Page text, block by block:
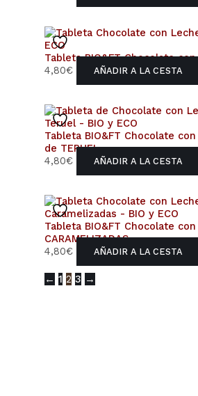
Tableta BIO&FT Chocolate con
4,80€ AÑADIR A LA CESTA
Tableta BIO&FT Chocolate con
de TERUEL
4,80€ AÑADIR A LA CESTA
Tableta BIO&FT Chocolate con
CARAMELIZADAS
4,80€ AÑADIR A LA CESTA
← 1 2 3 →